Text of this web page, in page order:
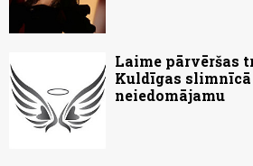
Laime pārvēršas
Kuldīgas
neiedomājamu